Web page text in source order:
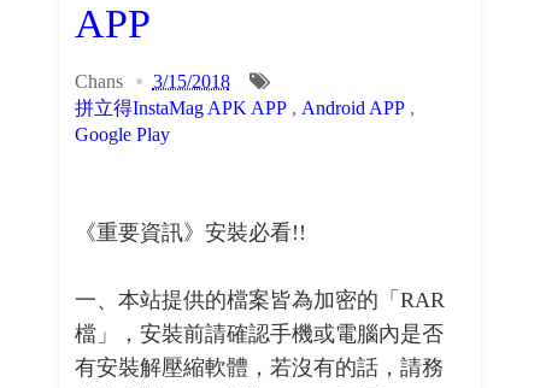
APP
Chans
3/15/2018
拼立得InstaMag APK APP, Android APP,
Google Play
《重要資訊》安裝必看!!
一、本站提供的檔案皆為加密的「RAR
檔」，安裝前請確認手機或電腦內是否
有安裝解壓縮軟體，若沒有的話，請務